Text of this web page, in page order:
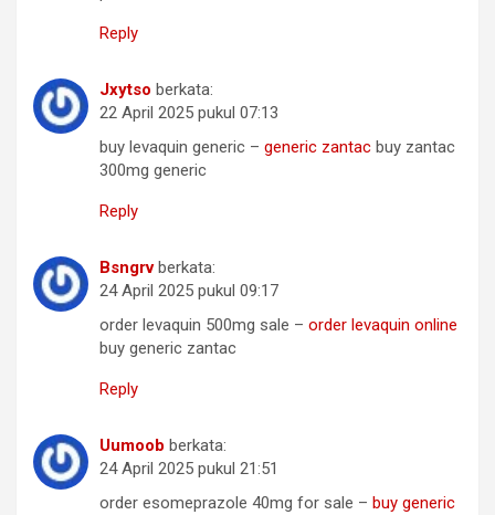
Reply
Jxytso berkata:
22 April 2025 pukul 07:13
buy levaquin generic – generic zantac buy zantac
300mg generic
Reply
Bsngrv berkata:
24 April 2025 pukul 09:17
order levaquin 500mg sale – order levaquin online
buy generic zantac
Reply
Uumoob berkata:
24 April 2025 pukul 21:51
order esomeprazole 40mg for sale – buy generic